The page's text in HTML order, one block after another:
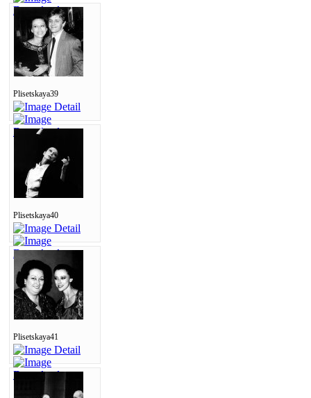
Plisetskaya39
Plisetskaya40
Plisetskaya41